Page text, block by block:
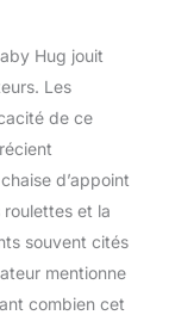
Hug jouit
Les
de ce
d’appoint
et la
souvent cités
mentionne
combien cet